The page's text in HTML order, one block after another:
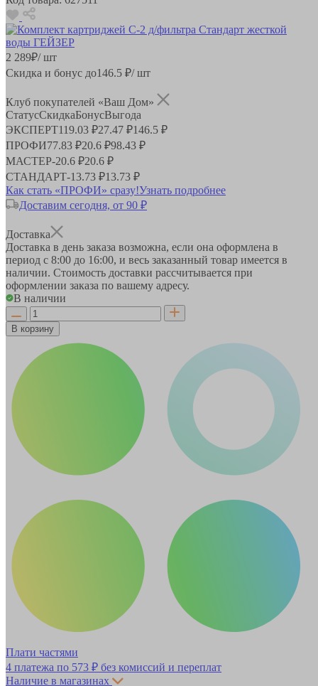
2 289₽/ шт
Скидка и бонус до146.5 ₽/ шт
Клуб покупателей «Ваш Дом»
СтатусСкидкаБонусВыгода
ЭКСПЕРТ119.03 ₽27.47 ₽146.5 ₽
ПРОФИ77.83 ₽20.6 ₽98.43 ₽
МАСТЕР-20.6 ₽20.6 ₽
СТАНДАРТ-13.73 ₽13.73 ₽
Как стать «ПРОФИ» сразу!Узнать подробнее
Доставим сегодня, от 90 ₽
Доставка
Доставка в день заказа возможна, если она оформлена в
период с 8:00 до 16:00, и весь заказанный товар имеется в
наличии. Стоимость доставки рассчитывается при
оформлении заказа по вашему адресу.
В наличии
В корзину
Плати частями
4 платежа по 573 ₽ без комиссий и переплат
Наличие в магазинах